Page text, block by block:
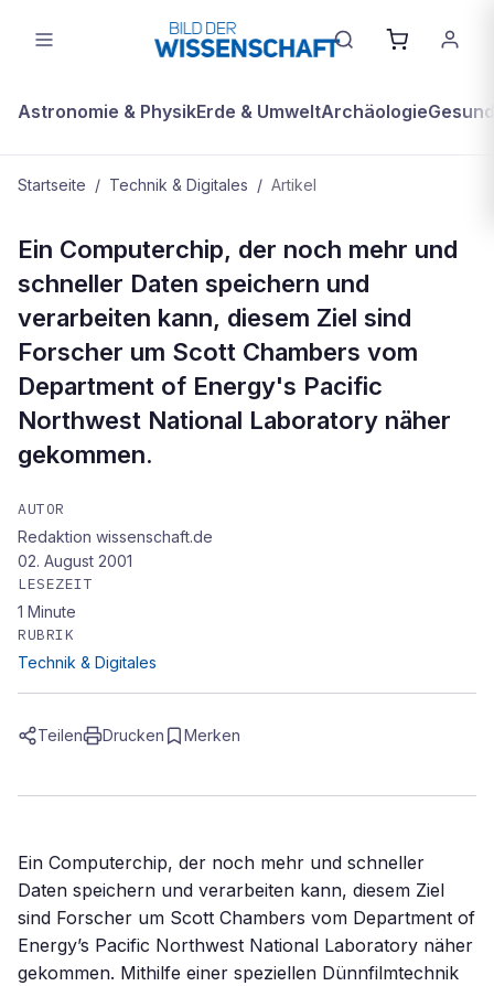
Astronomie & PhysikErde & UmweltArchäologie
Startseite / Technik & Digitales / Artikel
Neues magnetisches
Halbleitermaterial für schnelle
Computerchips
Ein Computerchip, der noch mehr und
schneller Daten speichern und
verarbeiten kann, diesem Ziel sind
Forscher um Scott Chambers vom
Department of Energy's Pacific
Northwest National Laboratory näher
gekommen.
AUTOR
Redaktion wissenschaft.de
02. August 2001
LESEZEIT
1 Minute
RUBRIK
Technik & Digitales
Teilen Drucken Merken
Ein Computerchip, der noch mehr und schneller
Daten speichern und verarbeiten kann, diesem Ziel
sind Forscher um Scott Chambers vom Department of
Energy’s Pacific Northwest National Laboratory näher
gekommen. Mithilfe einer speziellen Dünnfilmtechnik